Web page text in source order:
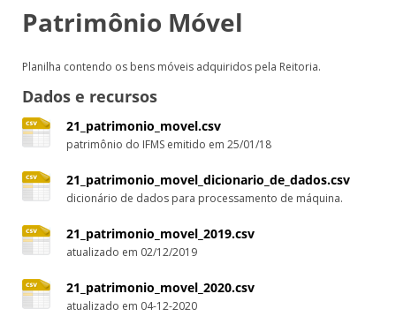
Patrimônio Móvel
Planilha contendo os bens móveis adquiridos pela Reitoria.
Dados e recursos
21_patrimonio_movel.csv
patrimônio do IFMS emitido em 25/01/18
21_patrimonio_movel_dicionario_de_dados.csv
dicionário de dados para processamento de máquina.
21_patrimonio_movel_2019.csv
atualizado em 02/12/2019
21_patrimonio_movel_2020.csv
atualizado em 04-12-2020